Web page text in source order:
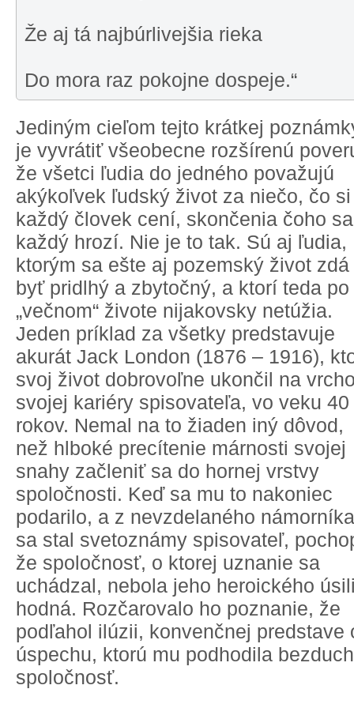
Že aj tá najbúrlivejšia rieka
Do mora raz pokojne dospeje.“
Jediným cieľom tejto krátkej
je vyvrátiť všeobecne rozšírenú
že všetci ľudia do jedného považujú
akýkoľvek ľudský život za niečo, čo si
každý človek cení, skončenia čoho sa
každý hrozí. Nie je to tak. Sú aj ľudia,
ktorým sa ešte aj pozemský život zdá
byť pridlhý a zbytočný, a ktorí teda po
„večnom“ živote nijakovsky netúžia.
Jeden príklad za všetky predstavuje
akurát Jack London (1876 – 1916),
svoj život dobrovoľne ukončil na
svojej kariéry spisovateľa, vo veku 40
rokov. Nemal na to žiaden iný dôvod,
než hlboké precítenie márnosti svojej
snahy začleniť sa do hornej vrstvy
spoločnosti. Keď sa mu to nakoniec
podarilo, a z nevzdelaného námorníka
sa stal svetoznámy spisovateľ,
že spoločnosť, o ktorej uznanie sa
uchádzal, nebola jeho heroického
hodná. Rozčarovalo ho poznanie, že
podľahol ilúzii, konvenčnej predstave
úspechu, ktorú mu podhodila
spoločnosť.